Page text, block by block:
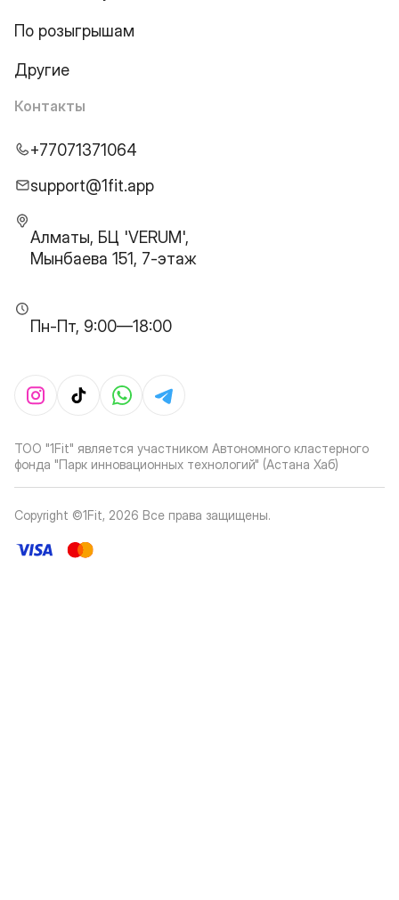
По розыгрышам
Другие
Контакты
+77071371064
support@1fit.app
Алматы, БЦ 'VERUM',
Мынбаева 151, 7-этаж
Пн-Пт, 9:00—18:00
ТОО "1Fit" является участником Автономного кластерного
фонда "Парк инновационных технологий" (Астана Хаб)
Copyright ©1Fit, 2026 Все права защищены.